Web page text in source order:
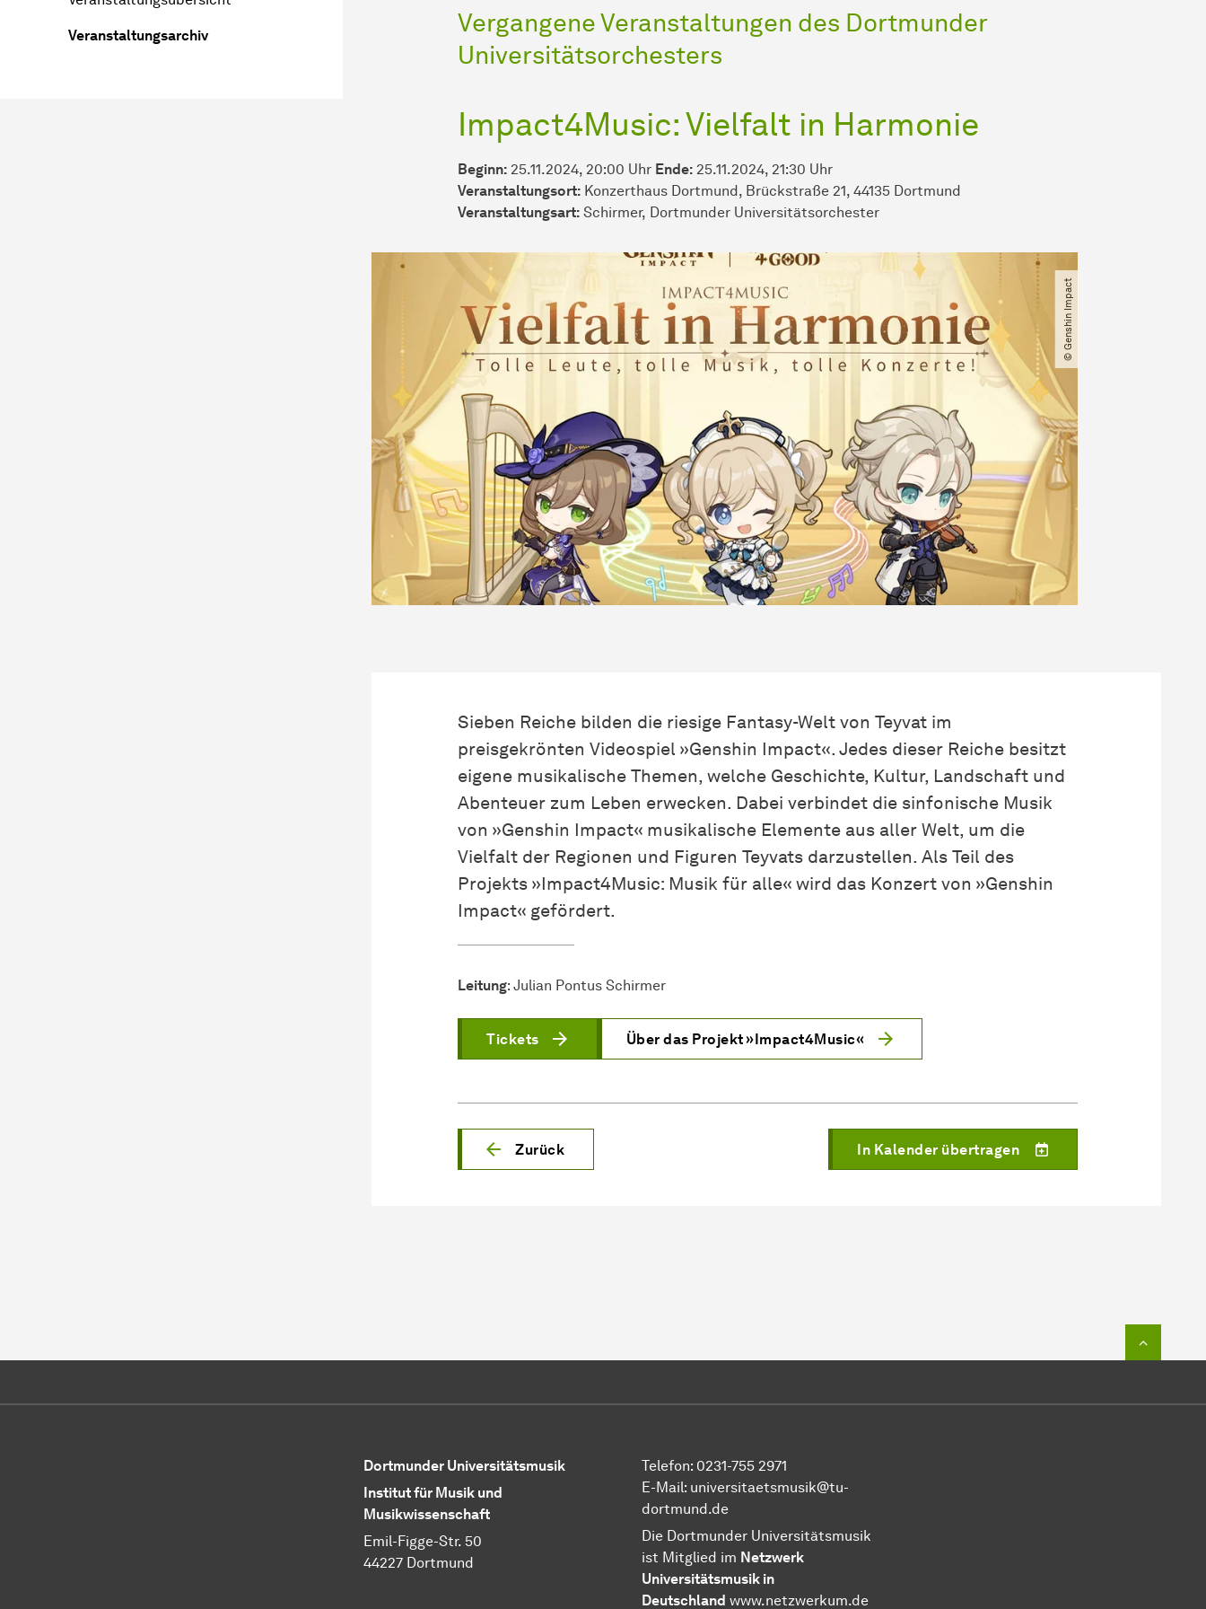
Veranstaltungsarchiv
Vergangene Veranstaltungen des Dortmunder
Universitätsorchesters
Impact4Music: Vielfalt in Harmonie
Beginn: 25.11.2024, 20:00 Uhr Ende: 25.11.2024, 21:30 Uhr
Veranstaltungsort: Konzerthaus Dortmund, Brückstraße 21, 44135 Dortmund
Veran­stal­tungs­art: Schirmer Dortmunder Universitätsorchester
© Genshin Impact
Sieben Reiche bilden die riesige Fantasy-Welt von Teyvat im
preisgekrönten Videospiel »Genshin Impact«. Jedes dieser Reiche besitzt
eigene musikalische Themen, welche Geschichte, Kultur, Landschaft und
Abenteuer zum Leben erwecken. Dabei verbindet die sinfonische Musik
von »Genshin Impact« musikalische Elemente aus aller Welt, um die
Vielfalt der Regionen und Figuren Teyvats darzustellen. Als Teil des
Projekts »Impact4Music: Musik für alle« wird das Konzert von »Genshin
Impact« gefördert.
Leitung: Julian Pontus Schirmer
Tickets Über das Projekt »Impact4Music«
Zurück In Kalender übertragen
Dortmunder Universitätsmusik
Institut für Musik und
Musikwissenschaft
Emil-Figge-Str. 50
44227 Dortmund
Telefon: 0231-755 2971
E-Mail: universitaetsmusik@tu-
dortmund.de
Die Dortmunder Universitätsmusik
ist Mitglied im Netzwerk
Universitätsmusik in
Deutschland www.netzwerkum.de